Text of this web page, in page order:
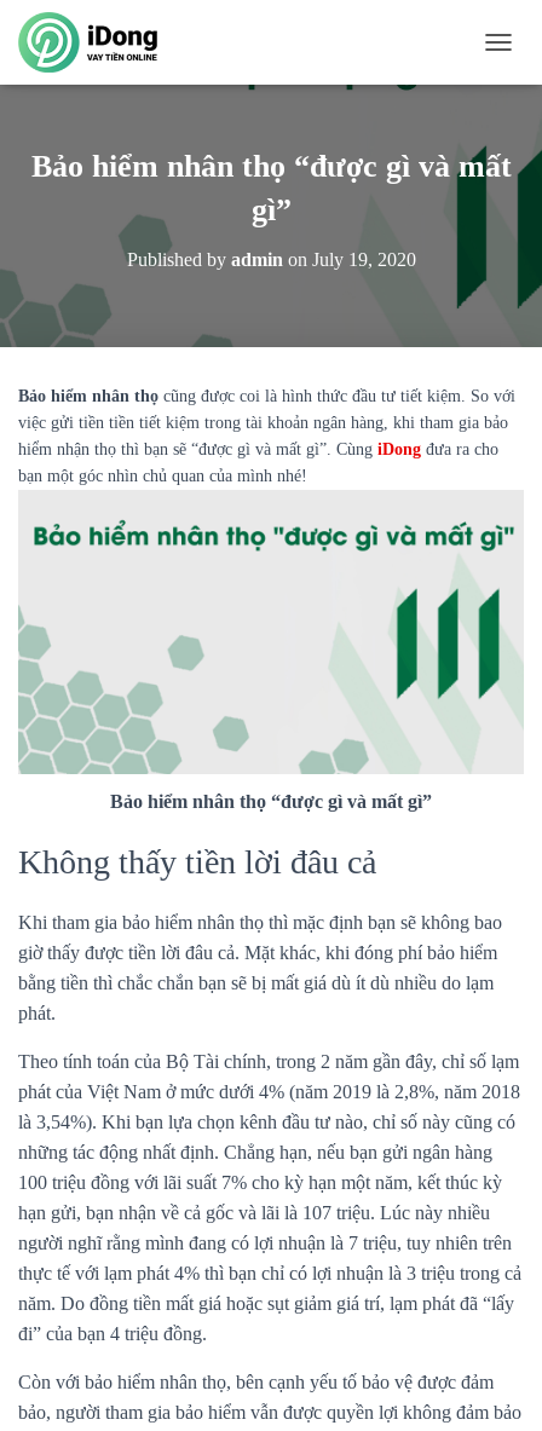
O
L
E
N
Bảo hiểm nhân thọ “được gì và mất
gì”
Published by admin on July 19, 2020
Bảo hiểm nhân thọ cũng được coi là hình thức đầu tư tiết kiệm. So với
việc gửi tiền tiền tiết kiệm trong tài khoản ngân hàng, khi tham gia bảo
hiểm nhận thọ thì bạn sẽ “được gì và mất gì”. Cùng iDong đưa ra cho
bạn một góc nhìn chủ quan của mình nhé!
Bảo hiểm nhân thọ “được gì và mất gì”
Không thấy tiền lời đâu cả
Khi tham gia bảo hiểm nhân thọ thì mặc định bạn sẽ không bao
giờ thấy được tiền lời đâu cả. Mặt khác, khi đóng phí bảo hiểm
bằng tiền thì chắc chắn bạn sẽ bị mất giá dù ít dù nhiều do lạm
phát.
Theo tính toán của Bộ Tài chính, trong 2 năm gần đây, chỉ số lạm
phát của Việt Nam ở mức dưới 4% (năm 2019 là 2,8%, năm 2018
là 3,54%). Khi bạn lựa chọn kênh đầu tư nào, chỉ số này cũng có
những tác động nhất định. Chẳng hạn, nếu bạn gửi ngân hàng
100 triệu đồng với lãi suất 7% cho kỳ hạn một năm, kết thúc kỳ
hạn gửi, bạn nhận về cả gốc và lãi là 107 triệu. Lúc này nhiều
người nghĩ rằng mình đang có lợi nhuận là 7 triệu, tuy nhiên trên
thực tế với lạm phát 4% thì bạn chỉ có lợi nhuận là 3 triệu trong cả
năm. Do đồng tiền mất giá hoặc sụt giảm giá trí, lạm phát đã “lấy
đi” của bạn 4 triệu đồng.
Còn với bảo hiểm nhân thọ, bên cạnh yếu tố bảo vệ được đảm
bảo, người tham gia bảo hiểm vẫn được quyền lợi không đảm bảo